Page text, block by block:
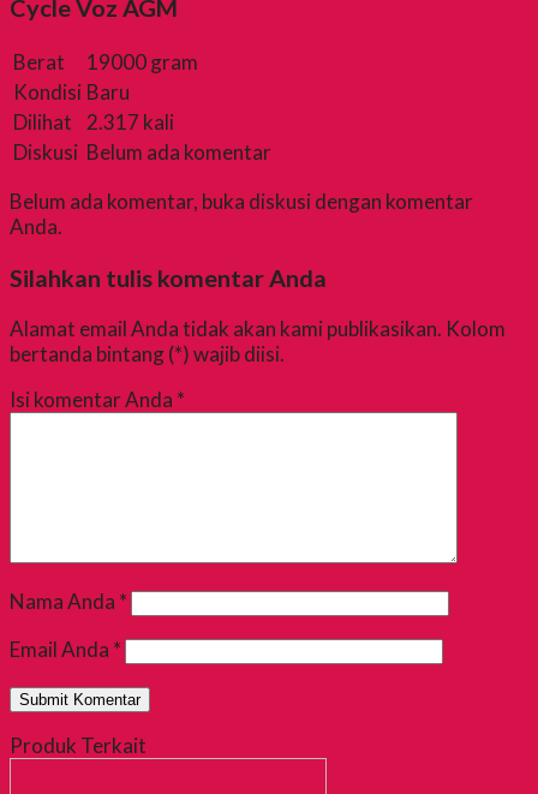
Cycle Voz AGM
Berat
19000 gram
Kondisi Baru
Dilihat
2.317 kali
Diskusi Belum ada komentar
Belum ada komentar, buka diskusi dengan komentar
Anda.
Silahkan tulis komentar Anda
Alamat email Anda tidak akan kami publikasikan. Kolom
bertanda bintang (*) wajib diisi.
Isi komentar Anda *
Nama Anda *
Email Anda *
Produk Terkait